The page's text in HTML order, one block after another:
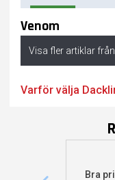
Venom
Visa fler artiklar
Varför välja
Bra